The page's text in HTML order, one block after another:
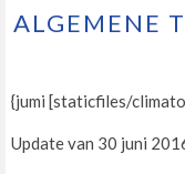
ALGEMENE
{jumi [staticfiles/
Update van 30 juni